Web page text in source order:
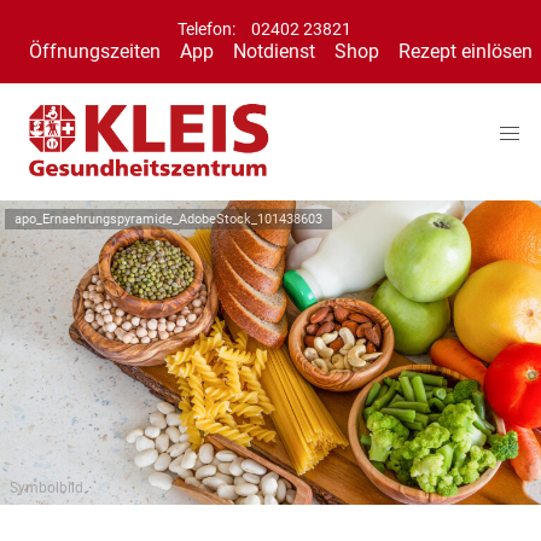
Telefon: 02402 23821
Öffnungszeiten App Notdienst Shop Rezept einlösen
apo_Ernaehrungspyramide_AdobeStock_101438603
Symbolbild